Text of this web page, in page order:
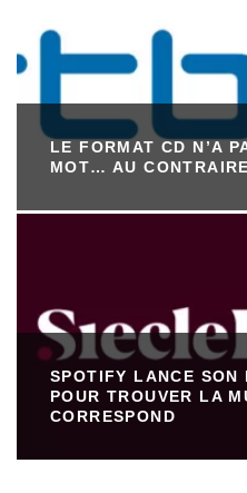
LE FORMAT CD N’A
MOT… AU CONTRAIRE
SPOTIFY LANCE SON
POUR TROUVER LA
CORRESPOND